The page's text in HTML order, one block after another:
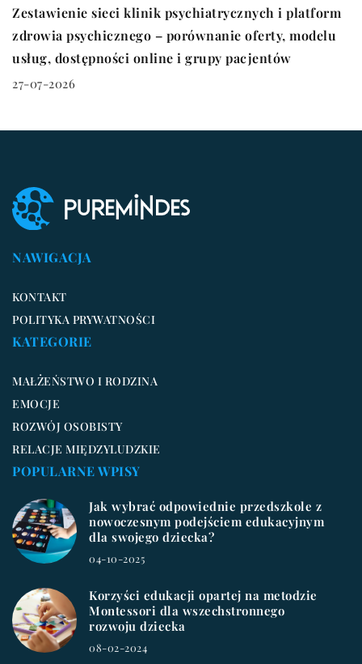
INNE
Zestawienie sieci klinik psychiatrycznych i platform
zdrowia psychicznego – porównanie oferty, modelu
usług, dostępności online i grupy pacjentów
27-07-2026
NAWIGACJA
KONTAKT
POLITYKA PRYWATNOŚCI
KATEGORIE
MAŁŻEŃSTWO I RODZINA
EMOCJE
ROZWÓJ OSOBISTY
RELACJE MIĘDZYLUDZKIE
POPULARNE WPISY
Jak wybrać odpowiednie przedszkole z
nowoczesnym podejściem edukacyjnym
dla swojego dziecka?
04-10-2025
Korzyści edukacji opartej na metodzie
Montessori dla wszechstronnego
rozwoju dziecka
08-02-2024